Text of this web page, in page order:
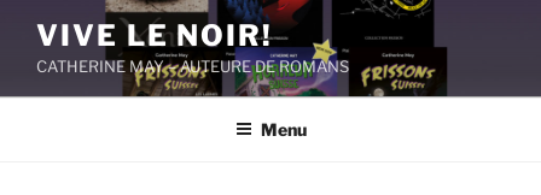
contenu
principal
VIVE LE NOIR!
CATHERINE MAY – AUTEURE DE ROMANS
Menu